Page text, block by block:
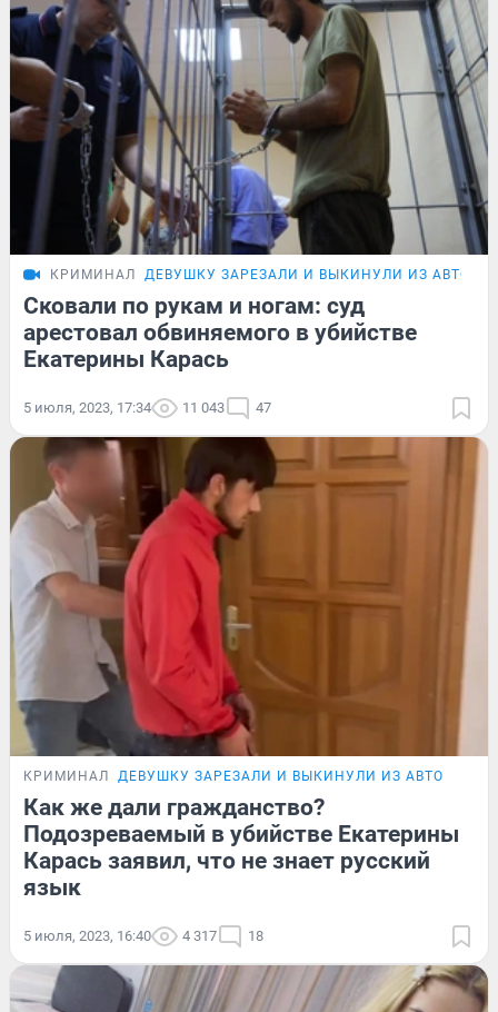
КРИМИНАЛ ДЕВУШКУ ЗАРЕЗАЛИ И ВЫКИНУЛИ ИЗ АВТО
Сковали по рукам и ногам: суд
арестовал обвиняемого в убийстве
Екатерины Карась
5 июля, 2023, 17:34 11 043 47
КРИМИНАЛ ДЕВУШКУ ЗАРЕЗАЛИ И ВЫКИНУЛИ ИЗ АВТО
Как же дали гражданство?
Подозреваемый в убийстве Екатерины
Карась заявил, что не знает русский
язык
5 июля, 2023, 16:40 4 317 18